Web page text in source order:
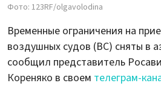
Фото: 123RF/olgavolodina
Временные ограничения на
воздушных судов (ВС) сняты в
сообщил представитель
Кореняко в своем телеграм-